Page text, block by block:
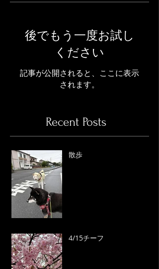
後でもう一度お試し
ください
記事が公開されると、ここに表示
されます。
Recent Posts
散歩
4/15チーフ